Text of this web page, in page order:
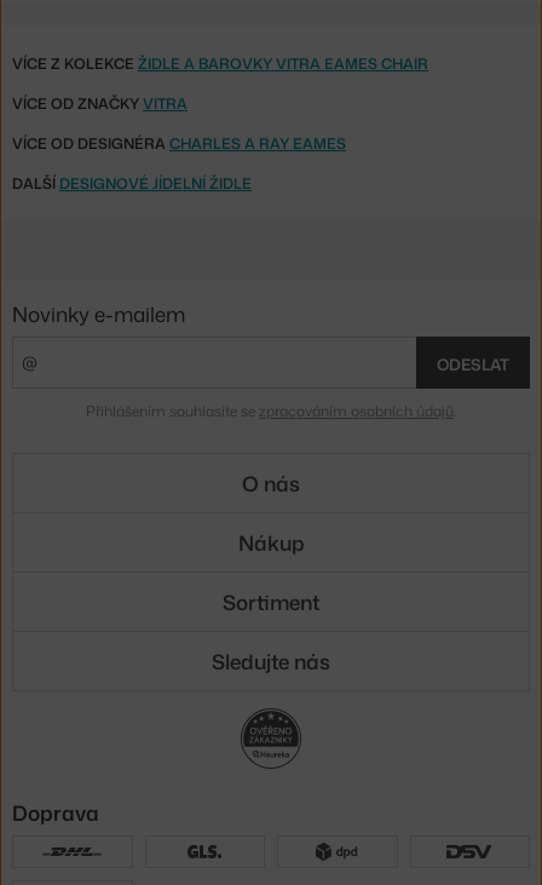
VÍCE Z KOLEKCE ŽIDLE A BAROVKY VITRA EAMES CHAIR
VÍCE OD ZNAČKYVITRA
VÍCE OD DESIGNÉRA CHARLES A RAY EAMES
DALŠÍ DESIGNOVÉ JÍDELNÍ ŽIDLE
Novinky e-mailem
ODESLAT
Přihlášením souhlasíte se zpracováním osobních údajů
O nás
Nákup
Sortiment
Sledujte nás
Doprava